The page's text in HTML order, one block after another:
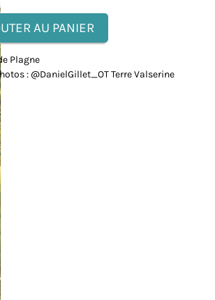
Plagne
: @DanielGillet_OT Terre Valserine